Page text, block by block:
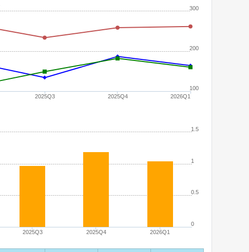
2025Q3 2025Q4 2026Q1
100
200
300
2025Q3 2025Q4 2026Q1
0
0.5
1
1.5